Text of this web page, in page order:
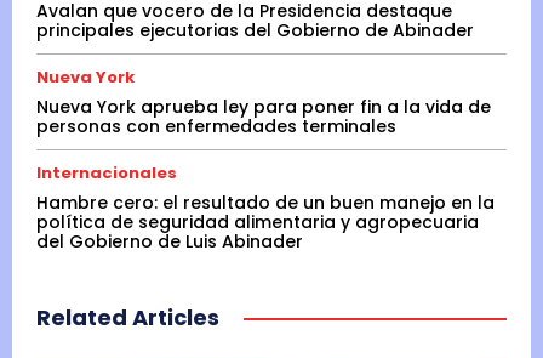
Avalan que vocero de la Presidencia destaque
principales ejecutorias del Gobierno de Abinader
Nueva York
Nueva York aprueba ley para poner fin a la vida de
personas con enfermedades terminales
Internacionales
Hambre cero: el resultado de un buen manejo en la
política de seguridad alimentaria y agropecuaria
del Gobierno de Luis Abinader
Related Articles